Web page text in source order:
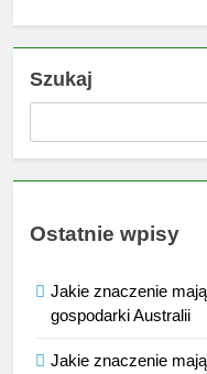
Szukaj
Ostatnie wpisy
Jakie znaczenie
gospodarki Australii
Jakie znaczenie